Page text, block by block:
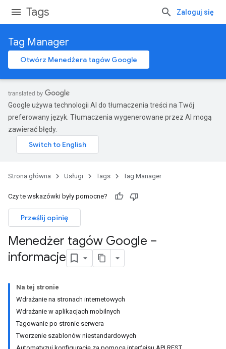
Tags Zaloguj się
Tag Manager
Otwórz Menedżera tagów Google
Google używa technologii AI do tłumaczenia treści na Twój
preferowany język. Tłumaczenia wygenerowane przez AI mogą
zawierać błędy.
Strona główna Usługi Tags Tag Manager
Czy te wskazówki były pomocne?
Prześlij opinię
Menedżer tagów Google –
informacje
Na tej stronie
Wdrażanie na stronach internetowych
Wdrażanie w aplikacjach mobilnych
Tagowanie po stronie serwera
Tworzenie szablonów niestandardowych